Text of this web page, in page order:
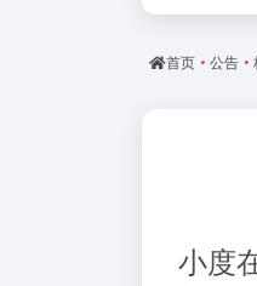
首页 • 公告 •
小度